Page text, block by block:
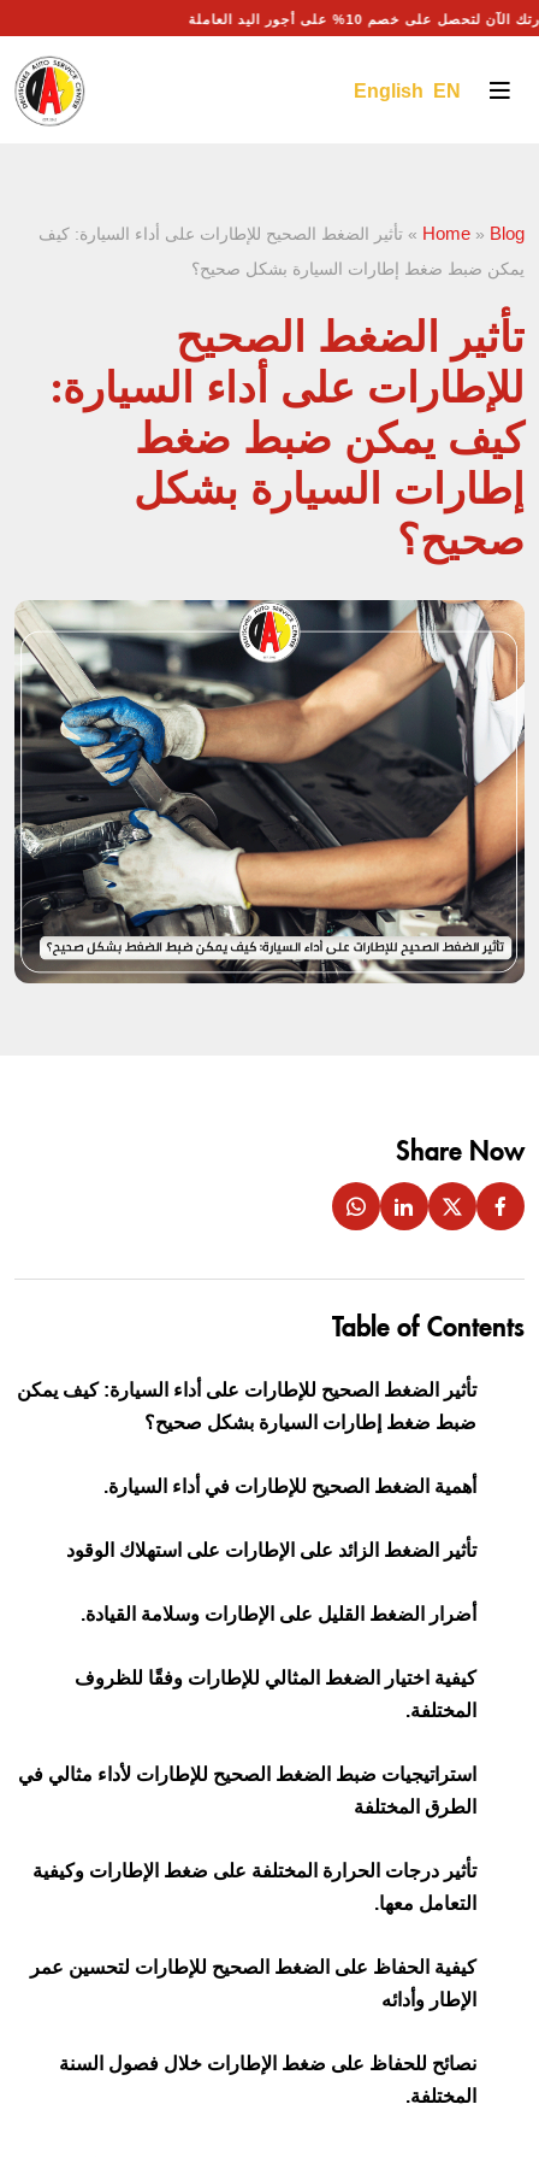
الآن لتحصل على خصم 10% على أجور اليد العاملة
English EN
Home » Blog
» تأثير الضغط الصحيح للإطارات على أداء السيارة: كيف
يمكن ضبط ضغط إطارات السيارة بشكل صحيح؟
تأثير الضغط الصحيح
للإطارات على أداء السيارة:
كيف يمكن ضبط ضغط
إطارات السيارة بشكل
صحيح؟
Share Now
Table of Contents
تأثير الضغط الصحيح للإطارات على أداء السيارة: كيف يمكن
ضبط ضغط إطارات السيارة بشكل صحيح؟
أهمية الضغط الصحيح للإطارات في أداء السيارة.
تأثير الضغط الزائد على الإطارات على استهلاك الوقود
أضرار الضغط القليل على الإطارات وسلامة القيادة.
كيفية اختيار الضغط المثالي للإطارات وفقًا للظروف
المختلفة.
استراتيجيات ضبط الضغط الصحيح للإطارات لأداء مثالي في
الطرق المختلفة
تأثير درجات الحرارة المختلفة على ضغط الإطارات وكيفية
التعامل معها.
كيفية الحفاظ على الضغط الصحيح للإطارات لتحسين عمر
الإطار وأدائه
نصائح للحفاظ على ضغط الإطارات خلال فصول السنة
المختلفة.